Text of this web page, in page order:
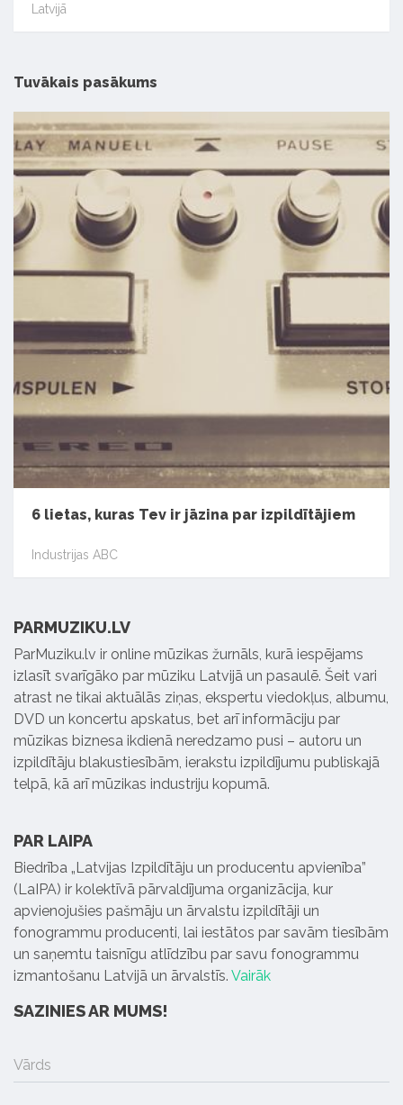
Latvijā
Tuvākais pasākums
6 lietas, kuras Tev ir jāzina par izpildītājiem
Industrijas ABC
PARMUZIKU.LV
ParMuziku.lv ir online mūzikas žurnāls, kurā iespējams
izlasīt svarīgāko par mūziku Latvijā un pasaulē. Šeit vari
atrast ne tikai aktuālās ziņas, ekspertu viedokļus, albumu,
DVD un koncertu apskatus, bet arī informāciju par
mūzikas biznesa ikdienā neredzamo pusi – autoru un
izpildītāju blakustiesībām, ierakstu izpildījumu publiskajā
telpā, kā arī mūzikas industriju kopumā.
PAR LAIPA
Biedrība „Latvijas Izpildītāju un producentu apvienība”
(LaIPA) ir kolektīvā pārvaldījuma organizācija, kur
apvienojušies pašmāju un ārvalstu izpildītāji un
fonogrammu producenti, lai iestātos par savām tiesībām
un saņemtu taisnīgu atlīdzību par savu fonogrammu
izmantošanu Latvijā un ārvalstīs. Vairāk
SAZINIES AR MUMS!
Vārds